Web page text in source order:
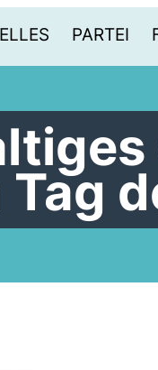
PARTEI
Tag